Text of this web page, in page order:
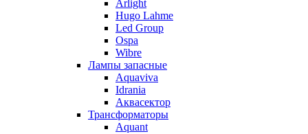
Arlight
Hugo Lahme
Led Group
Ospa
Wibre
Лампы запасные
Aquaviva
Idrania
Аквасектор
Трансформаторы
Aquant